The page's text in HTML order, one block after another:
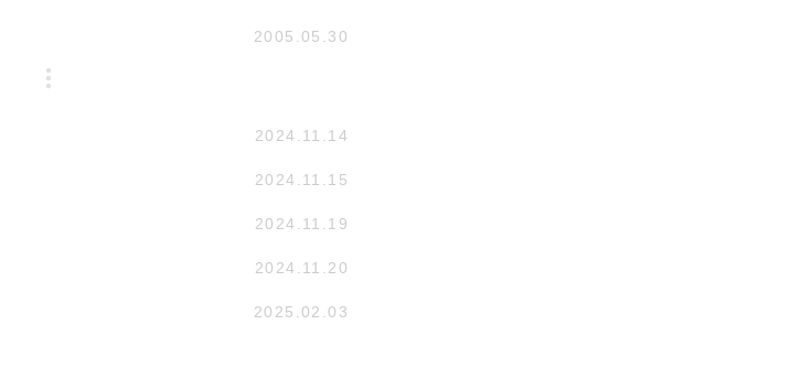
2005.05.30
2024.11.14
2024.11.15
2024.11.19
2024.11.20
2025.02.03